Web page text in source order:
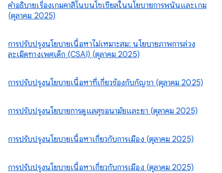
คำอธิบายเรื่องเกมคาสิโนบนโซเชียลในนโยบายการพนันและเกม
(ตุลาคม 2025)
การปรับปรุงนโยบายเนื้อหาไม่เหมาะสม: นโยบายภาพการล่วง
ละเมิดทางเพศเด็ก (CSAI) (ตุลาคม 2025)
การปรับปรุงนโยบายเนื้อหาที่เกี่ยวข้องกับกัญชา (ตุลาคม 2025)
การปรับปรุงนโยบายการดูแลสุขอนามัยและยา (ตุลาคม 2025)
การปรับปรุงนโยบายเนื้อหาเกี่ยวกับการเมือง (ตุลาคม 2025)
การปรับปรุงนโยบายเนื้อหาเกี่ยวกับการเมือง (ตุลาคม 2025)